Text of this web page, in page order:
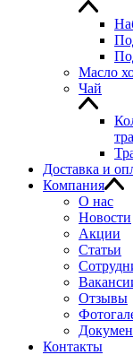
Масло
Чай
Доставка и
Компания
О нас
Новости
Акции
Статьи
Отзывы
Контакты